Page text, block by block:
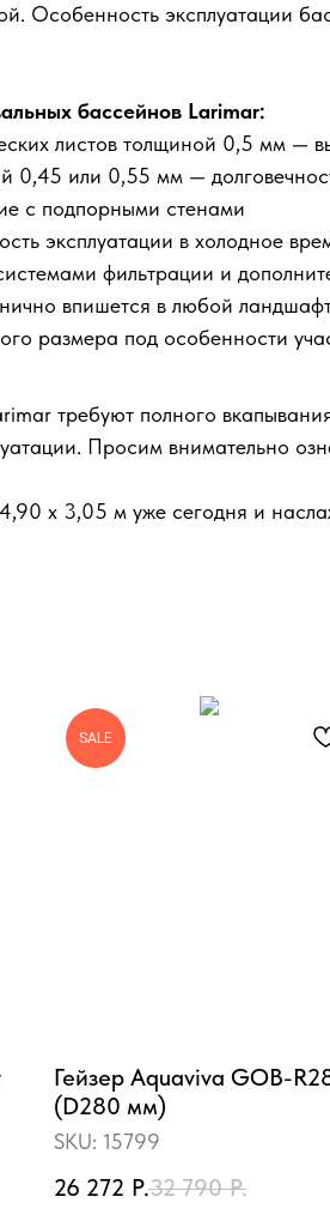
Особенность эксплуатации
бассейнов Larimar:
листов толщиной 0,5 мм —
0,45 или 0,55 мм —
с подпорными стенами
эксплуатации в холодное
фильтрации и
впишется в любой
размера под особенности
требуют полного
Просим внимательно
х 3,05 м уже сегодня и
SALE
Гейзер Aquaviva GOB-
(D280 мм)
SKU: 15799
26 272 Р.32 790 Р.